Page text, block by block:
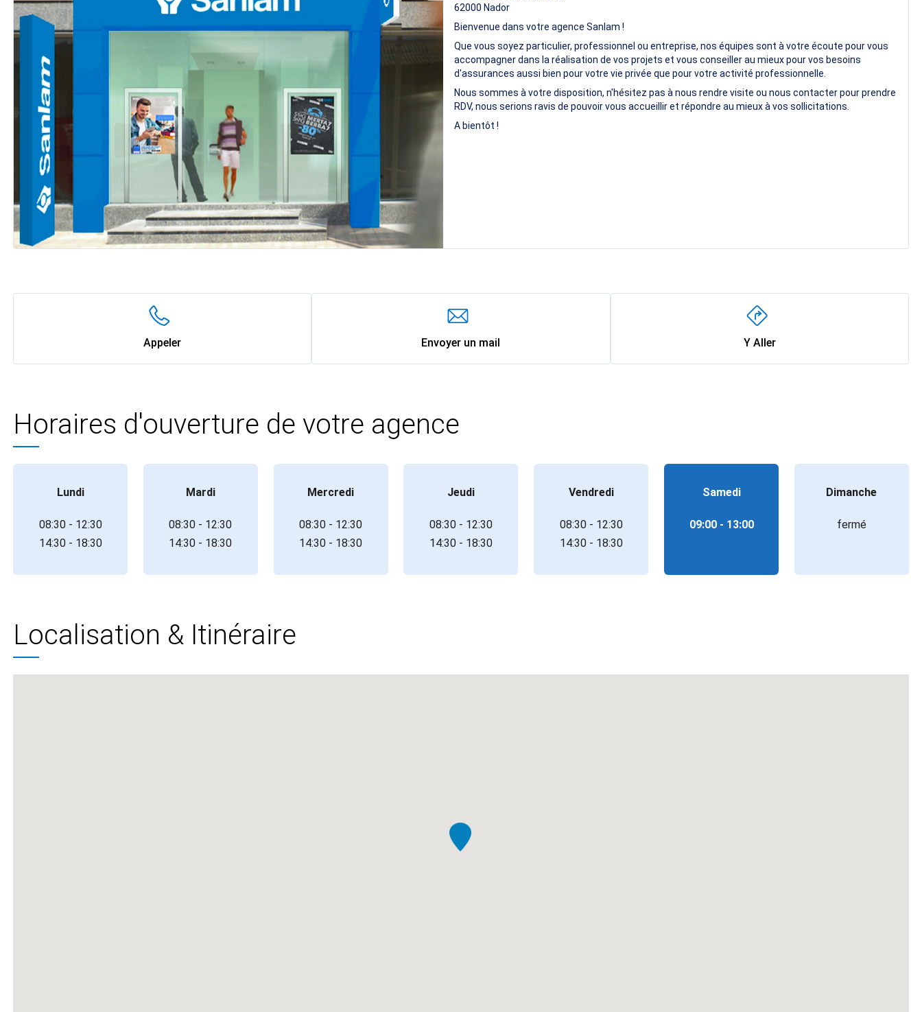
62000 Nador
Bienvenue dans votre agence Sanlam !
Que vous soyez particulier, professionnel ou entreprise, nos équipes sont à votre écoute pour vous
accompagner dans la réalisation de vos projets et vous conseiller au mieux pour vos besoins
d'assurances aussi bien pour votre vie privée que pour votre activité professionnelle.
Nous sommes à votre disposition, n'hésitez pas à nous rendre visite ou nous contacter pour prendre
RDV, nous serions ravis de pouvoir vous accueillir et répondre au mieux à vos sollicitations.
A bientôt !
Appeler Envoyer un mail Y Aller
Horaires d'ouverture de votre agence
Lundi
08:30 - 12:30
14:30 - 18:30
Mardi
08:30 - 12:30
14:30 - 18:30
Mercredi
08:30 - 12:30
14:30 - 18:30
Jeudi
08:30 - 12:30
14:30 - 18:30
Vendredi
08:30 - 12:30
14:30 - 18:30
Samedi
09:00 - 13:00
Dimanche
fermé
Localisation & Itinéraire